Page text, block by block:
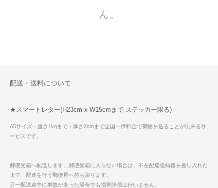
ん。
配送・送料について
★スマートレター(H23cm x W15cmまで ステッカー限る)
A5サイズ・重さ1kgまで・厚さ2cmまで全国一律料金で荷物を送ることが出来るサ
ービスです。
郵便受箱へ配達します。郵便受箱に入らない場合は、不在配達通知書を差し入れた
上で、配達を行う郵便局へ持ち戻ります。
万一配送途中に事故があった場合でも損害賠償は行いません。